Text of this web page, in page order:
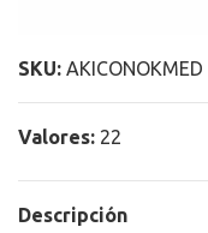
SKU: AKICONOKMED
Valores: 22
Descripción